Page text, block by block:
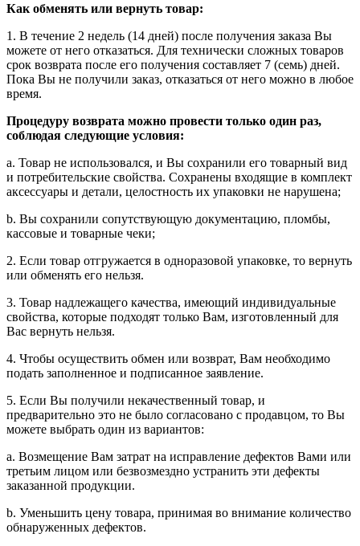
Как обменять или вернуть товар:
1. В течение 2 недель (14 дней) после получения заказа Вы
можете от него отказаться. Для технически сложных товаров
срок возврата после его получения составляет 7 (семь) дней.
Пока Вы не получили заказ, отказаться от него можно в любое
время.
Процедуру возврата можно провести только один раз,
соблюдая следующие условия:
a. Товар не использовался, и Вы сохранили его товарный вид
и потребительские свойства. Сохранены входящие в комплект
аксессуары и детали, целостность их упаковки не нарушена;
b. Вы сохранили сопутствующую документацию, пломбы,
кассовые и товарные чеки;
2. Если товар отгружается в одноразовой упаковке, то вернуть
или обменять его нельзя.
3. Товар надлежащего качества, имеющий индивидуальные
свойства, которые подходят только Вам, изготовленный для
Вас вернуть нельзя.
4. Чтобы осуществить обмен или возврат, Вам необходимо
подать заполненное и подписанное заявление.
5. Если Вы получили некачественный товар, и
предварительно это не было согласовано с продавцом, то Вы
можете выбрать один из вариантов:
a. Возмещение Вам затрат на исправление дефектов Вами или
третьим лицом или безвозмездно устранить эти дефекты
заказанной продукции.
b. Уменьшить цену товара, принимая во внимание количество
обнаруженных дефектов.